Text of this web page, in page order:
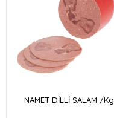
NAMET DİLLİ SALAM /Kg